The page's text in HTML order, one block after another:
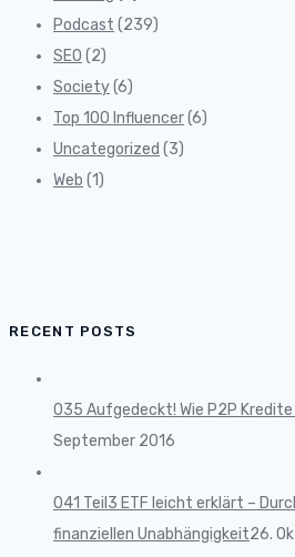
Podcast (239)
SEO (2)
Society(6)
Top 100 Influencer(6)
Uncategorized (3)
Web (1)
RECENT POSTS
035 Aufgedeckt! Wie P2P
September 2016
041 Teil3 ETF leicht erklärt –
finanziellen Unabhängigkeit26.